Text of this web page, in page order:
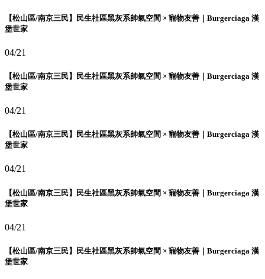
【松山區/南京三民】民生社區黑灰系帥氣空間 × 寵物友善｜Burgerciaga 漢
堡世家
04/21
【松山區/南京三民】民生社區黑灰系帥氣空間 × 寵物友善｜Burgerciaga 漢
堡世家
04/21
【松山區/南京三民】民生社區黑灰系帥氣空間 × 寵物友善｜Burgerciaga 漢
堡世家
04/21
【松山區/南京三民】民生社區黑灰系帥氣空間 × 寵物友善｜Burgerciaga 漢
堡世家
04/21
【松山區/南京三民】民生社區黑灰系帥氣空間 × 寵物友善｜Burgerciaga 漢
堡世家